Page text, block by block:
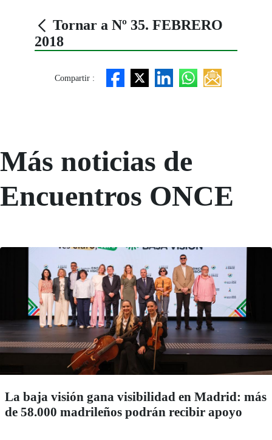
Tornar a Nº 35. FEBRERO
2018
Compartir :
Más noticias de
Encuentros ONCE
La baja visión gana visibilidad en Madrid: más
de 58.000 madrileños podrán recibir apoyo